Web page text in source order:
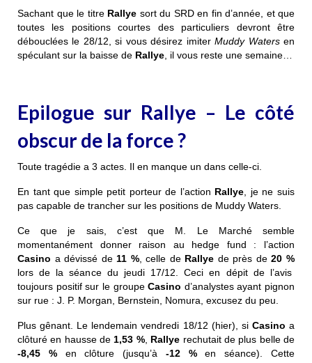
Sachant que le titre Rallye sort du SRD en fin d’année, et que
toutes les positions courtes des particuliers devront être
débouclées le 28/12, si vous désirez imiterMuddy Watersen
spéculant sur la baisse de Rallye, il vous reste une semaine…
Epilogue sur Rallye – Le côté
obscur de la force ?
Toute tragédie a 3 actes. Il en manque un dans celle-ci.
En tant que simple petit porteur de l’action Rallye, je ne suis
pas capable de trancher sur les positions de Muddy Waters.
Ce que je sais, c’est que M. Le Marché semble
momentanément donner raison au hedge fund : l’action
Casino a dévissé de11 %, celle de Rallye de près de20 %
lors de la séance du jeudi 17/12. Ceci en dépit de l’avis
toujours positif sur le groupeCasino d’analystes ayant pignon
sur rue : J. P. Morgan, Bernstein, Nomura, excusez du peu.
Plus gênant. Le lendemain vendredi 18/12 (hier), si Casino a
clôturé en hausse de1,53 %, Rallye rechutait de plus belle de
-8,45 %en clôture (jusqu’à -12 %en séance). Cette